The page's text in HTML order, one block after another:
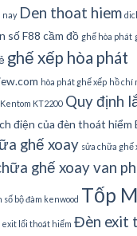
nay Den thoat hiem
sốF88 cầm đồ ghế hòa phát
ghế xếp hòa phát
hòa phát ghế xếp hồ chí
Kentom KT2200 Quy định
điện của đèn thoát
ghế xoay sửa chữa ghế
ghế xoay van
số bộ đàm kenwood Tốp
lối thoát hiểm Đèn exit